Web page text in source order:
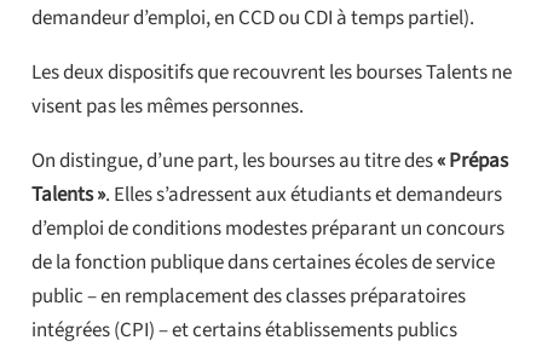
demandeur d’emploi, en CCD ou CDI à temps partiel).
Les deux dispositifs que recouvrent les bourses Talents ne
visent pas les mêmes personnes.
On distingue, d’une part, les bourses au titre des« Prépas
Talents ». Elles s’adressent aux étudiants et demandeurs
d’emploi de conditions modestes préparant un concours
de la fonction publique dans certaines écoles de service
public – en remplacement des classes préparatoires
intégrées (CPI) – et certains établissements publics